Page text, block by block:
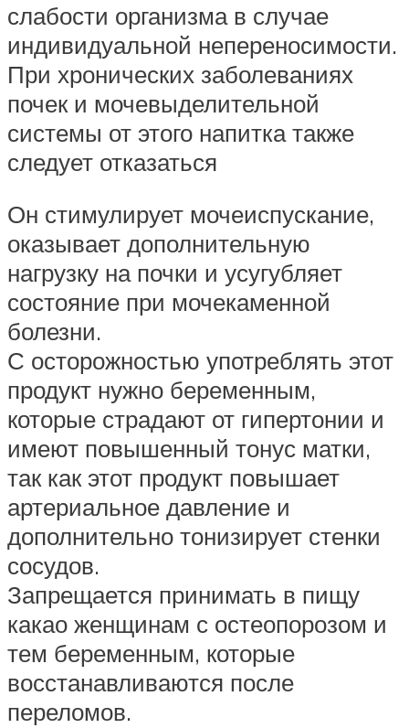
слабости организма в случае
индивидуальной непереносимости.
При хронических заболеваниях
почек и мочевыделительной
системы от этого напитка также
следует отказаться
Он стимулирует мочеиспускание,
оказывает дополнительную
нагрузку на почки и усугубляет
состояние при мочекаменной
болезни.
С осторожностью употреблять этот
продукт нужно беременным,
которые страдают от гипертонии и
имеют повышенный тонус матки,
так как этот продукт повышает
артериальное давление и
дополнительно тонизирует стенки
сосудов.
Запрещается принимать в пищу
какао женщинам с остеопорозом и
тем беременным, которые
восстанавливаются после
переломов.